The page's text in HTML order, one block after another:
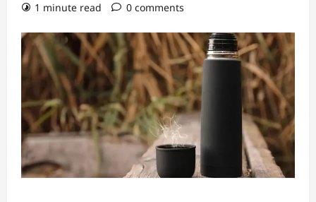
1 minute read
0 comments